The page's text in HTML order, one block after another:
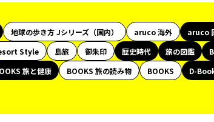
地球の歩き方 Jシリーズ（国内） aruco 海外 aruco
Style 島旅 御朱印 歴史時代 旅の図鑑
旅と健康 BOOKS 旅の読み物 BOOKS
D-